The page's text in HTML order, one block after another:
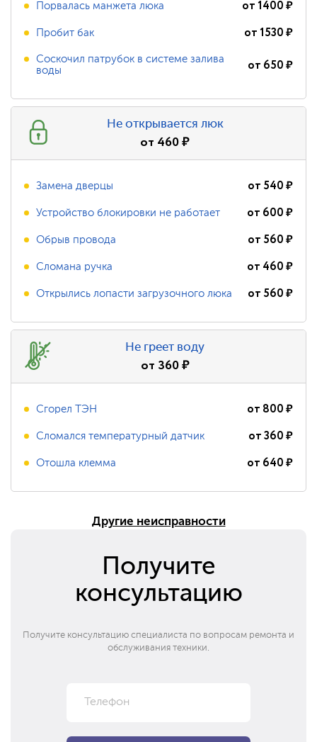
Порвалась манжета люка от1400₽
Пробит бак от1530₽
Соскочил патрубок в системе залива
воды
от 650₽
Не открывается люк
от 460₽
Замена дверцы от 540₽
Устройство блокировки не работает от 600₽
Обрыв провода от 560₽
Сломана ручка от 460₽
Открылись лопасти загрузочного люка от 560₽
Не греет воду
от 360₽
Сгорел ТЭН от 800₽
Сломался температурный датчик от360₽
Отошла клемма от 640₽
Другие неисправности
Получите
консультацию
Получите консультацию специалиста по вопросам ремонта и
обслуживания техники.